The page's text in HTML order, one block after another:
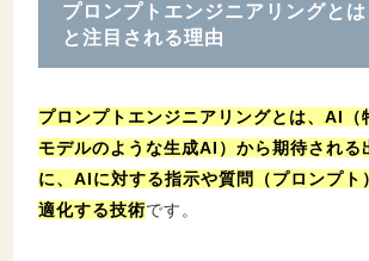
4. プロンプトの高度なテクニック
4.1.応用テクニックの比較表
4.4.コンテキスト分割
プロンプトエンジニアリングと
と注目される理由
プロンプトエンジニアリングとは、AI（
モデルのような生成AI）から期待される
に、AIに対する指示や質問（プロンプト
適化する技術です。